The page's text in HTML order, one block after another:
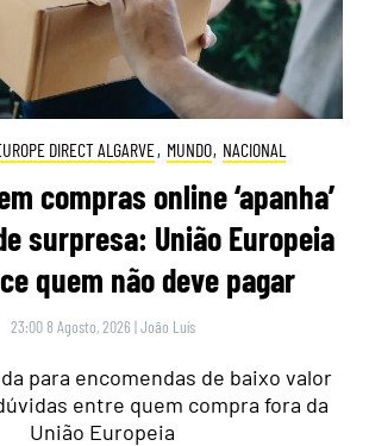
DIRECT ALGARVE, MUNDO, NACIONAL
compras online ‘apanha’
surpresa: União Europeia
quem não deve pagar
23:00 8 Agosto, 2026 |João Luís
para encomendas de baixo valor
entre quem compra fora da
União Europeia